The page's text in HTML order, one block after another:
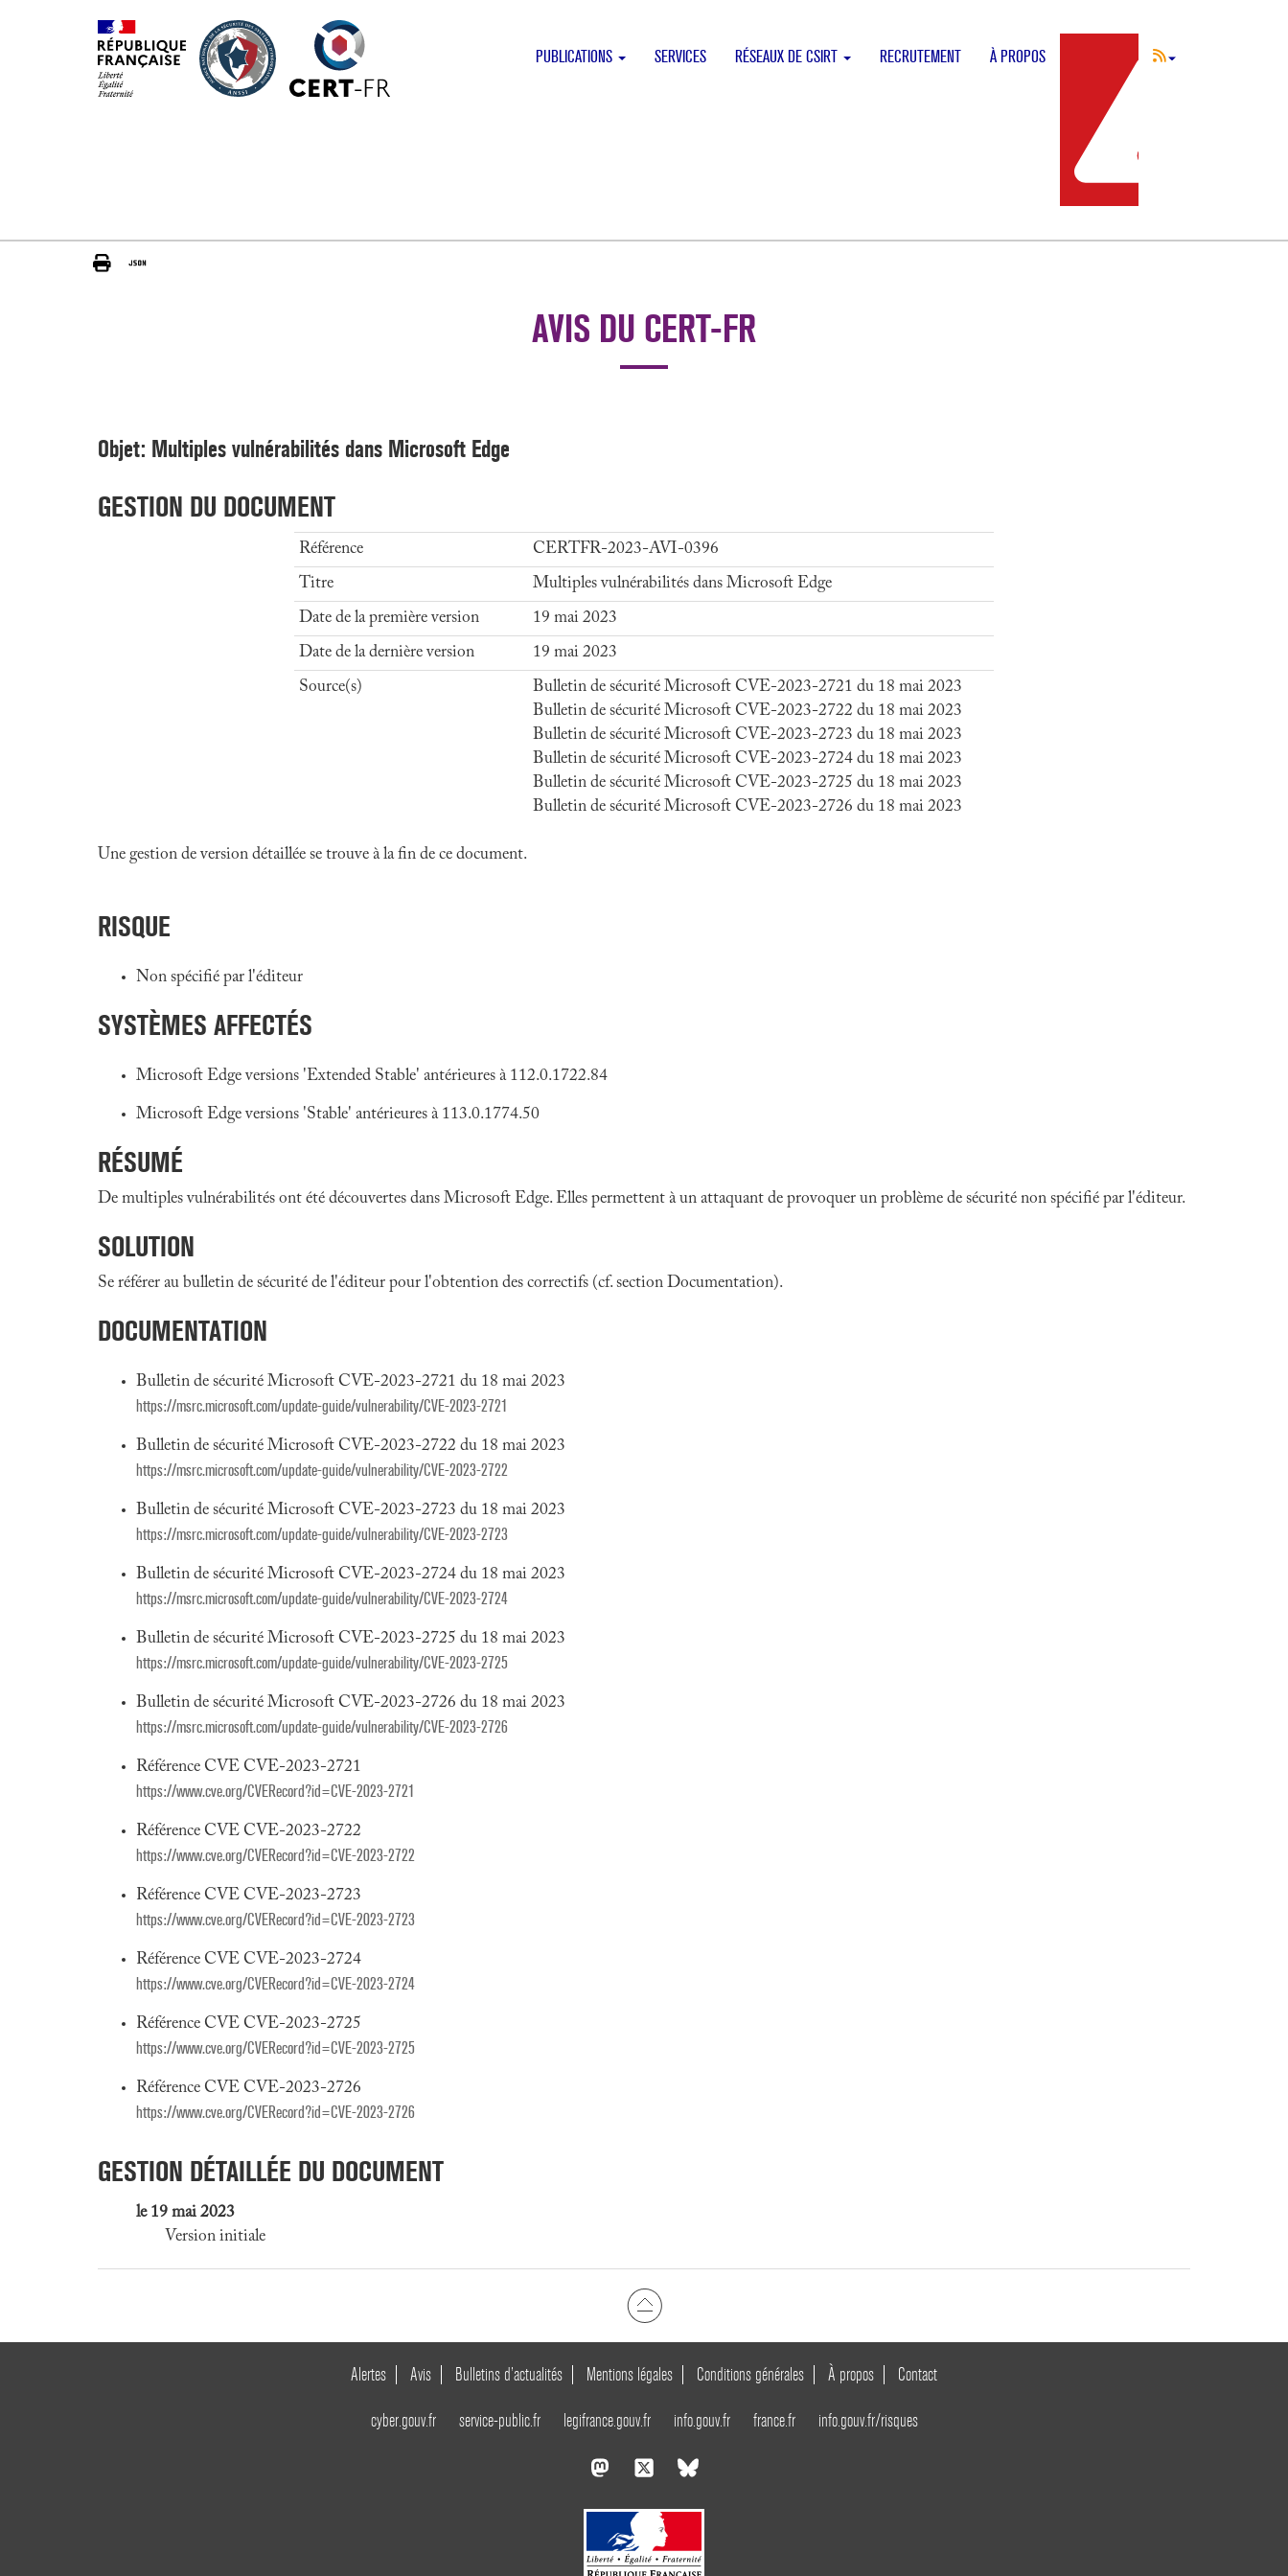
PUBLICATIONS SERVICES RÉSEAUX DE CSIRT RECRUTEMENT À PROPOS
AVIS DU CERT-FR
Objet: Multiples vulnérabilités dans Microsoft Edge
GESTION DU DOCUMENT
Référence
CERTFR-2023-AVI-0396
Titre
Multiples vulnérabilités dans Microsoft Edge
Date de la première version
19 mai 2023
Date de la dernière version
19 mai 2023
Source(s)
Bulletin de sécurité Microsoft CVE-2023-2721 du 18 mai 2023
Bulletin de sécurité Microsoft CVE-2023-2722 du 18 mai 2023
Bulletin de sécurité Microsoft CVE-2023-2723 du 18 mai 2023
Bulletin de sécurité Microsoft CVE-2023-2724 du 18 mai 2023
Bulletin de sécurité Microsoft CVE-2023-2725 du 18 mai 2023
Bulletin de sécurité Microsoft CVE-2023-2726 du 18 mai 2023
Une gestion de version détaillée se trouve à la fin de ce document.
RISQUE
Non spécifié par l'éditeur
SYSTÈMES AFFECTÉS
Microsoft Edge versions 'Extended Stable' antérieures à 112.0.1722.84
Microsoft Edge versions 'Stable' antérieures à 113.0.1774.50
RÉSUMÉ
De multiples vulnérabilités ont été découvertes dans Microsoft Edge. Elles permettent à un attaquant de provoquer un problème de sécurité non spécifié par l'éditeur.
SOLUTION
Se référer au bulletin de sécurité de l'éditeur pour l'obtention des correctifs (cf. section Documentation).
DOCUMENTATION
Bulletin de sécurité Microsoft CVE-2023-2721 du 18 mai 2023
https://msrc.microsoft.com/update-guide/vulnerability/CVE-2023-2721
Bulletin de sécurité Microsoft CVE-2023-2722 du 18 mai 2023
https://msrc.microsoft.com/update-guide/vulnerability/CVE-2023-2722
Bulletin de sécurité Microsoft CVE-2023-2723 du 18 mai 2023
https://msrc.microsoft.com/update-guide/vulnerability/CVE-2023-2723
Bulletin de sécurité Microsoft CVE-2023-2724 du 18 mai 2023
https://msrc.microsoft.com/update-guide/vulnerability/CVE-2023-2724
Bulletin de sécurité Microsoft CVE-2023-2725 du 18 mai 2023
https://msrc.microsoft.com/update-guide/vulnerability/CVE-2023-2725
Bulletin de sécurité Microsoft CVE-2023-2726 du 18 mai 2023
https://msrc.microsoft.com/update-guide/vulnerability/CVE-2023-2726
Référence CVE CVE-2023-2721
https://www.cve.org/CVERecord?id=CVE-2023-2721
Référence CVE CVE-2023-2722
https://www.cve.org/CVERecord?id=CVE-2023-2722
Référence CVE CVE-2023-2723
https://www.cve.org/CVERecord?id=CVE-2023-2723
Référence CVE CVE-2023-2724
https://www.cve.org/CVERecord?id=CVE-2023-2724
Référence CVE CVE-2023-2725
https://www.cve.org/CVERecord?id=CVE-2023-2725
Référence CVE CVE-2023-2726
https://www.cve.org/CVERecord?id=CVE-2023-2726
GESTION DÉTAILLÉE DU DOCUMENT
le 19 mai 2023
Version initiale
Alertes Avis Bulletins d’actualités Mentions légales Conditions générales À propos Contact
cyber.gouv.fr service-public.fr legifrance.gouv.fr info.gouv.fr france.fr info.gouv.fr/risques